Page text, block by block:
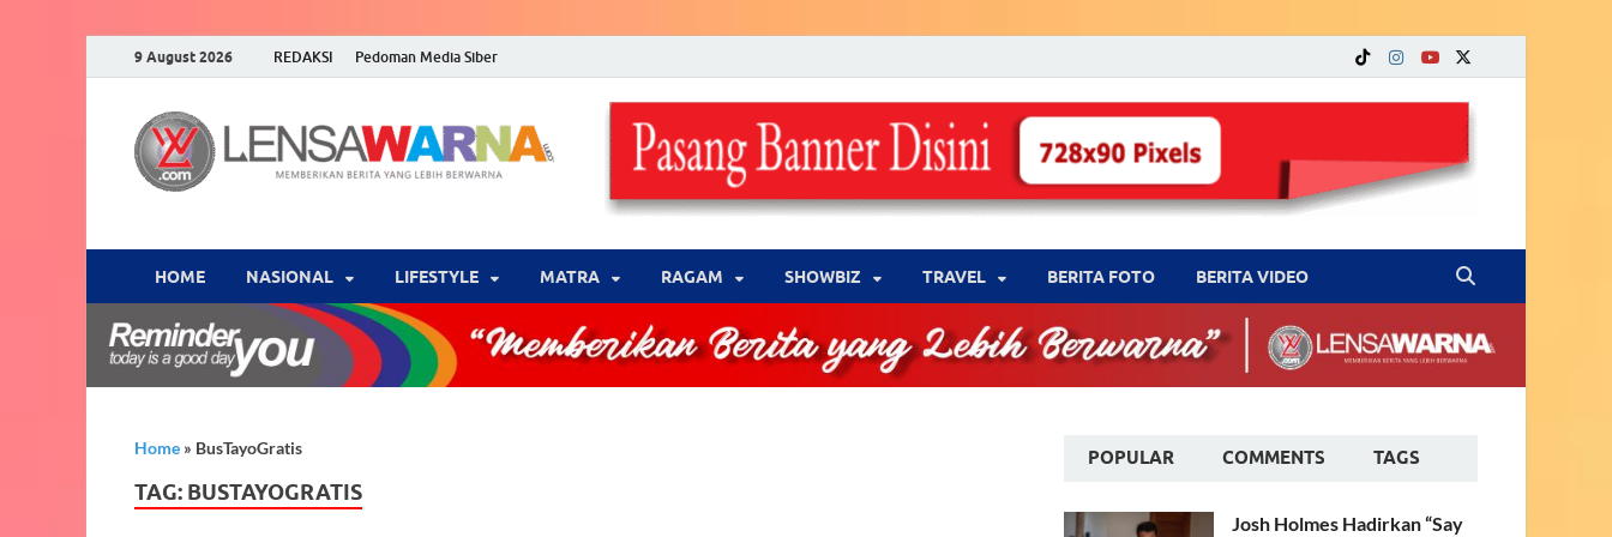
9 August 2026 REDAKSI Pedoman Media Siber
LENSA WARNA .com
Memberikan Berita yang Lebih Berwarna
HOME NASIONAL ‎LIFESTYLE MATRA ‎RAGAM ‎SHOWBIZ ‎TRAVEL BERITA FOTO BERITA VIDEO
Home » BusTayoGratis
TAG: BUSTAYOGRATIS
POPULAR COMMENTS TAGS
Josh Holmes Hadirkan “Say